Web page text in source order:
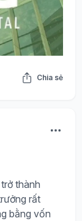
Chia sẻ
thành
rất
bằng vốn